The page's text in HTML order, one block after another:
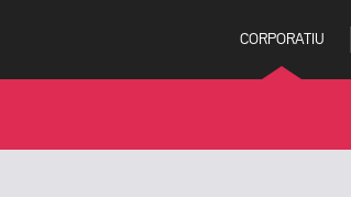
CORPORATIU